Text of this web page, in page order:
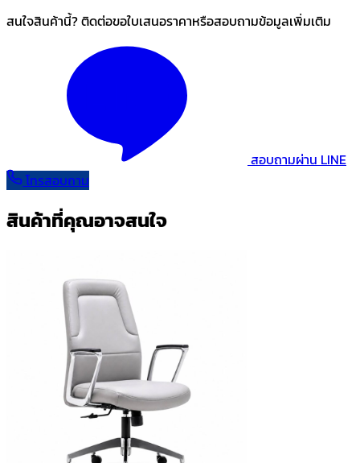
สนใจสินค้านี้? ติดต่อขอใบเสนอราคาหรือสอบถามข้อมูลเพิ่มเติม
สอบถามผ่าน LINE
โทรสอบถาม
สินค้าที่คุณอาจสนใจ